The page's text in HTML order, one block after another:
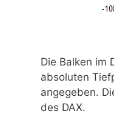
Die Balken im
absoluten
angegeben.
des DAX.